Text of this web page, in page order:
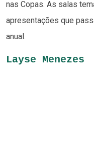
nas Copas. As salas
apresentações que
anual.
Layse Menezes